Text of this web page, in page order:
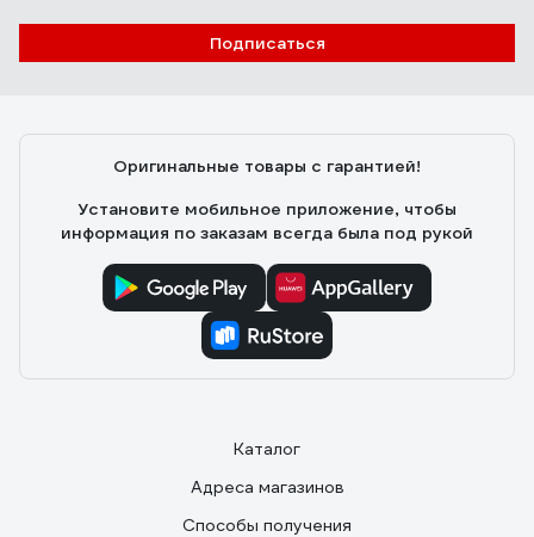
Подписаться
Оригинальные товары с гарантией!
Установите мобильное приложение, чтобы
информация по заказам всегда была под рукой
Каталог
Адреса магазинов
Способы получения